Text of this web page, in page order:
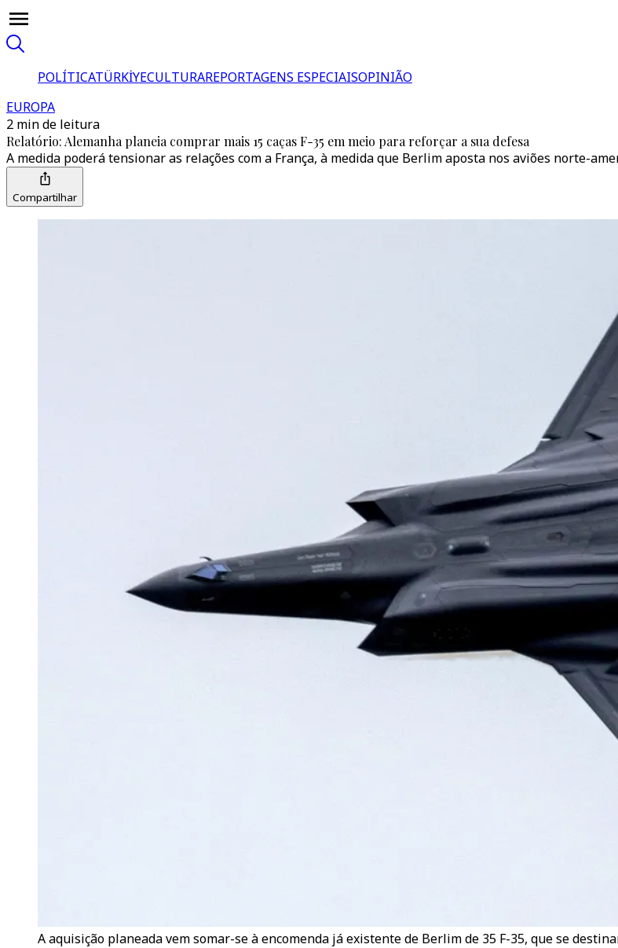
POLÍTICATÜRKİYECULTURAREPORTAGENS ESPECIAISOPINIÃO
EUROPA
2 min de leitura
Relatório: Alemanha planeia comprar mais 15 caças F-35 em meio para reforçar a sua defesa
A medida poderá tensionar as relações com a França, à medida que Berlim aposta nos aviões norte-
Compartilhar
A aquisição planeada vem somar-se à encomenda já existente de Berlim de 35 F-35, que se